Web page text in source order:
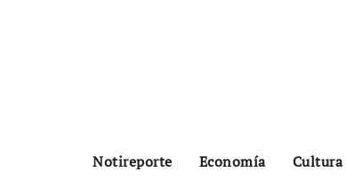
Notireporte Economía Cultura